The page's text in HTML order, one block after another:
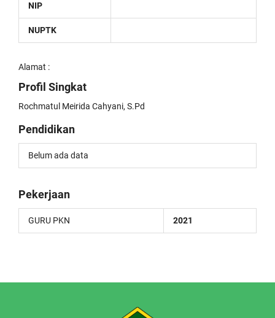
NIP
NUPTK
Alamat :
Profil Singkat
Rochmatul Meirida Cahyani, S.Pd
Pendidikan
Belum ada data
Pekerjaan
GURU PKN 2021